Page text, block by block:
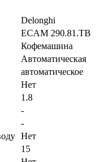
Delonghi
ECAM 290.81.TB
Кофемашина
Автоматическая
автоматическое
Нет
1.8
-
-
Нет
15